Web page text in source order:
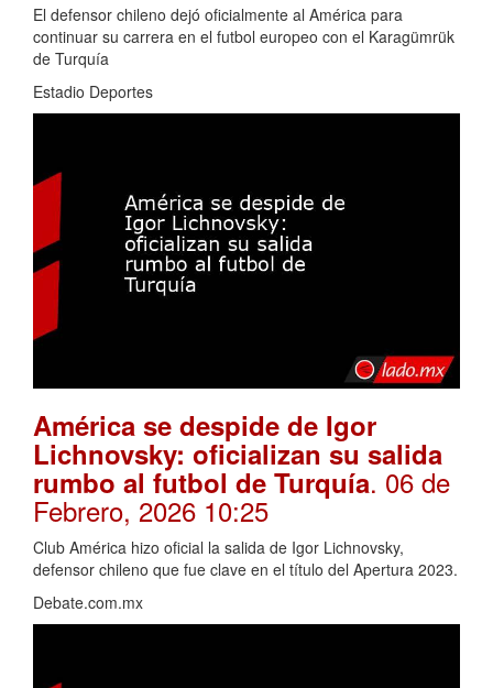
El defensor chileno dejó oficialmente al América para
continuar su carrera en el futbol europeo con el Karagümrük
de Turquía
Estadio Deportes
América se despide de Igor
Lichnovsky: oficializan su salida
rumbo al futbol de Turquía. 06 de
Febrero, 2026 10:25
Club América hizo oficial la salida de Igor Lichnovsky,
defensor chileno que fue clave en el título del Apertura 2023.
Debate.com.mx